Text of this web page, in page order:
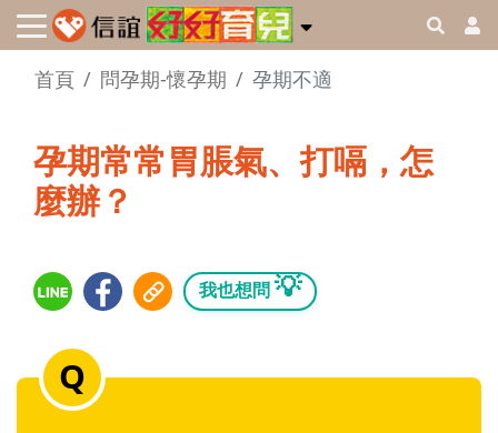
首頁 問孕期-懷孕期 孕期不適
孕期常常胃脹氣、打嗝，怎
麼辦？
我也想問 💡